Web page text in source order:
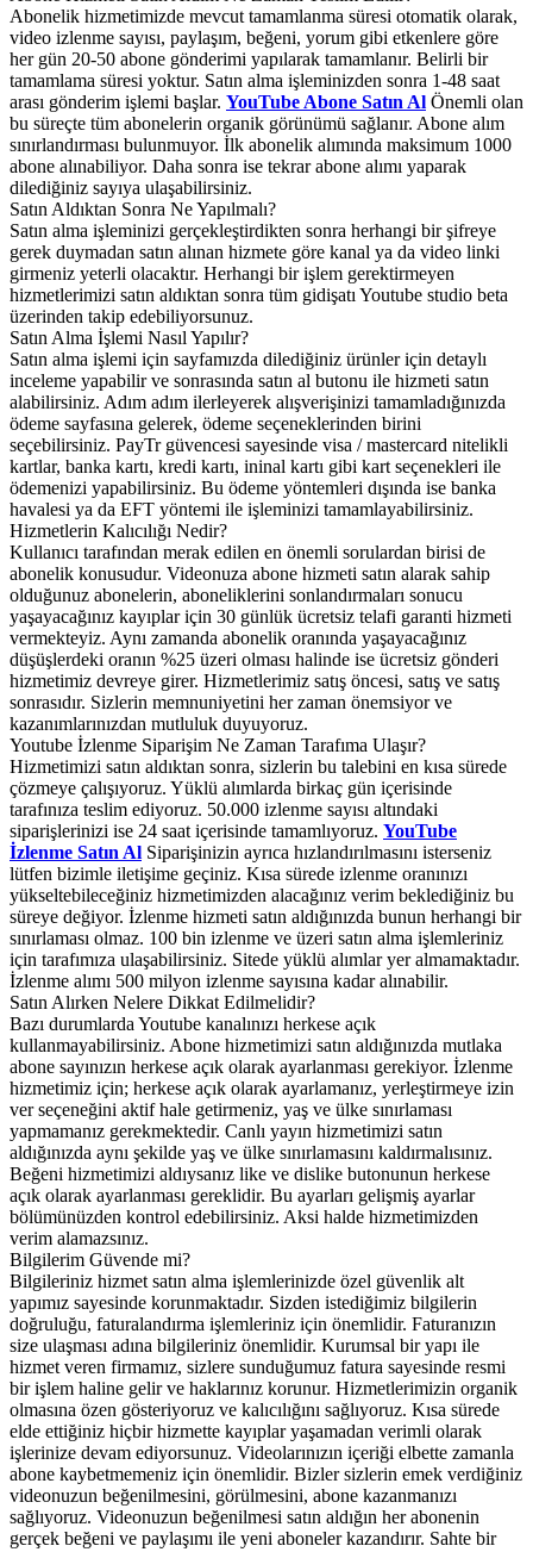
Abonelik hizmetimizde mevcut tamamlanma süresi otomatik olarak,
video izlenme sayısı, paylaşım, beğeni, yorum gibi etkenlere göre
her gün 20-50 abone gönderimi yapılarak tamamlanır. Belirli bir
tamamlama süresi yoktur. Satın alma işleminizden sonra 1-48 saat
arası gönderim işlemi başlar. YouTube Abone Satın Al Önemli olan
bu süreçte tüm abonelerin organik görünümü sağlanır. Abone alım
sınırlandırması bulunmuyor. İlk abonelik alımında maksimum 1000
abone alınabiliyor. Daha sonra ise tekrar abone alımı yaparak
dilediğiniz sayıya ulaşabilirsiniz.
Satın Aldıktan Sonra Ne Yapılmalı?
Satın alma işleminizi gerçekleştirdikten sonra herhangi bir şifreye
gerek duymadan satın alınan hizmete göre kanal ya da video linki
girmeniz yeterli olacaktır. Herhangi bir işlem gerektirmeyen
hizmetlerimizi satın aldıktan sonra tüm gidişatı Youtube studio beta
üzerinden takip edebiliyorsunuz.
Satın Alma İşlemi Nasıl Yapılır?
Satın alma işlemi için sayfamızda dilediğiniz ürünler için detaylı
inceleme yapabilir ve sonrasında satın al butonu ile hizmeti satın
alabilirsiniz. Adım adım ilerleyerek alışverişinizi tamamladığınızda
ödeme sayfasına gelerek, ödeme seçeneklerinden birini
seçebilirsiniz. PayTr güvencesi sayesinde visa / mastercard nitelikli
kartlar, banka kartı, kredi kartı, ininal kartı gibi kart seçenekleri ile
ödemenizi yapabilirsiniz. Bu ödeme yöntemleri dışında ise banka
havalesi ya da EFT yöntemi ile işleminizi tamamlayabilirsiniz.
Hizmetlerin Kalıcılığı Nedir?
Kullanıcı tarafından merak edilen en önemli sorulardan birisi de
abonelik konusudur. Videonuza abone hizmeti satın alarak sahip
olduğunuz abonelerin, aboneliklerini sonlandırmaları sonucu
yaşayacağınız kayıplar için 30 günlük ücretsiz telafi garanti hizmeti
vermekteyiz. Aynı zamanda abonelik oranında yaşayacağınız
düşüşlerdeki oranın %25 üzeri olması halinde ise ücretsiz gönderi
hizmetimiz devreye girer. Hizmetlerimiz satış öncesi, satış ve satış
sonrasıdır. Sizlerin memnuniyetini her zaman önemsiyor ve
kazanımlarınızdan mutluluk duyuyoruz.
Youtube İzlenme Siparişim Ne Zaman Tarafıma Ulaşır?
Hizmetimizi satın aldıktan sonra, sizlerin bu talebini en kısa sürede
çözmeye çalışıyoruz. Yüklü alımlarda birkaç gün içerisinde
tarafınıza teslim ediyoruz. 50.000 izlenme sayısı altındaki
siparişlerinizi ise 24 saat içerisinde tamamlıyoruz. YouTube
İzlenme Satın Al Siparişinizin ayrıca hızlandırılmasını isterseniz
lütfen bizimle iletişime geçiniz. Kısa sürede izlenme oranınızı
yükseltebileceğiniz hizmetimizden alacağınız verim beklediğiniz bu
süreye değiyor. İzlenme hizmeti satın aldığınızda bunun herhangi bir
sınırlaması olmaz. 100 bin izlenme ve üzeri satın alma işlemleriniz
için tarafımıza ulaşabilirsiniz. Sitede yüklü alımlar yer almamaktadır.
İzlenme alımı 500 milyon izlenme sayısına kadar alınabilir.
Satın Alırken Nelere Dikkat Edilmelidir?
Bazı durumlarda Youtube kanalınızı herkese açık
kullanmayabilirsiniz. Abone hizmetimizi satın aldığınızda mutlaka
abone sayınızın herkese açık olarak ayarlanması gerekiyor. İzlenme
hizmetimiz için; herkese açık olarak ayarlamanız, yerleştirmeye izin
ver seçeneğini aktif hale getirmeniz, yaş ve ülke sınırlaması
yapmamanız gerekmektedir. Canlı yayın hizmetimizi satın
aldığınızda aynı şekilde yaş ve ülke sınırlamasını kaldırmalısınız.
Beğeni hizmetimizi aldıysanız like ve dislike butonunun herkese
açık olarak ayarlanması gereklidir. Bu ayarları gelişmiş ayarlar
bölümünüzden kontrol edebilirsiniz. Aksi halde hizmetimizden
verim alamazsınız.
Bilgilerim Güvende mi?
Bilgileriniz hizmet satın alma işlemlerinizde özel güvenlik alt
yapımız sayesinde korunmaktadır. Sizden istediğimiz bilgilerin
doğruluğu, faturalandırma işlemleriniz için önemlidir. Faturanızın
size ulaşması adına bilgileriniz önemlidir. Kurumsal bir yapı ile
hizmet veren firmamız, sizlere sunduğumuz fatura sayesinde resmi
bir işlem haline gelir ve haklarınız korunur. Hizmetlerimizin organik
olmasına özen gösteriyoruz ve kalıcılığını sağlıyoruz. Kısa sürede
elde ettiğiniz hiçbir hizmette kayıplar yaşamadan verimli olarak
işlerinize devam ediyorsunuz. Videolarınızın içeriği elbette zamanla
abone kaybetmemeniz için önemlidir. Bizler sizlerin emek verdiğiniz
videonuzun beğenilmesini, görülmesini, abone kazanmanızı
sağlıyoruz. Videonuzun beğenilmesi satın aldığın her abonenin
gerçek beğeni ve paylaşımı ile yeni aboneler kazandırır. Sahte bir